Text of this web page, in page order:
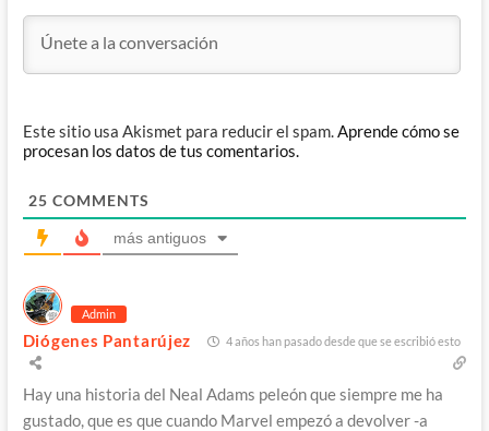
Este sitio usa Akismet para reducir el spam.Aprende cómo se
procesan los datos de tus comentarios.
25 COMMENTS
más antiguos
Admin
Diógenes Pantarújez 4 años han pasado desde que se escribió esto
Hay una historia del Neal Adams peleón que siempre me ha
gustado, que es que cuando Marvel empezó a devolver -a